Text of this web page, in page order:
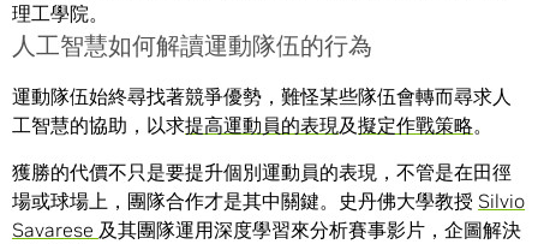
理工學院。
人工智慧如何解讀運動隊伍的行為
運動隊伍始終尋找著競爭優勢，難怪某些隊伍會轉而尋求人
工智慧的協助，以求提高運動員的表現及擬定作戰策略。
獲勝的代價不只是要提升個別運動員的表現，不管是在田徑
場或球場上，團隊合作才是其中關鍵。史丹佛大學教授 Silvio
Savarese 及其團隊運用深度學習來分析賽事影片，企圖解決